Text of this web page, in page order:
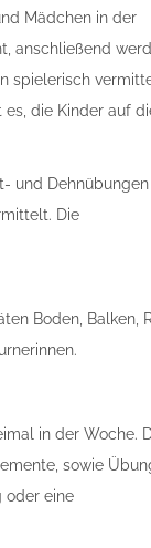
Mädchen in der
anschließend
spielerisch
es, die Kinder auf
und Dehnübungen
Die
Boden, Balken,
in der Woche.
sowie
oder eine